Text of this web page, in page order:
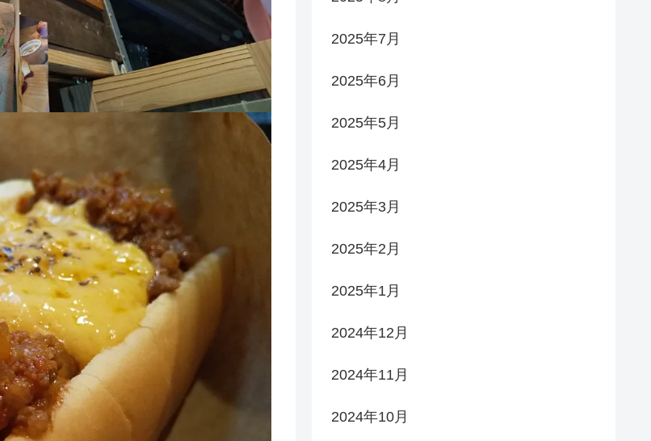
2025年7月
2025年6月
2025年5月
2025年4月
2025年3月
2025年2月
2025年1月
2024年12月
2024年11月
2024年10月